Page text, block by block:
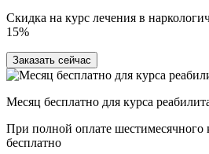
Скидка на курс лечения в
15%
Заказать сейчас
Месяц бесплатно для курса
При полной оплате шестимесячного
бесплатно